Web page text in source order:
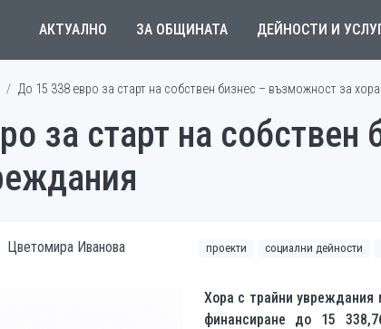
АКТУАЛНО ЗА ОБЩИНАТА ДЕЙНОСТИ И
До 15 338 евро за старт на собствен бизнес – възможност за
за старт на
Цветомира Иванова проекти социални дейности
Хора с трайни увреждания
финансиране до 15